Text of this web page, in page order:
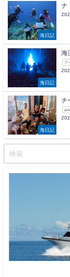
海日記
ナ
海日記
海
ア
海日記
チ